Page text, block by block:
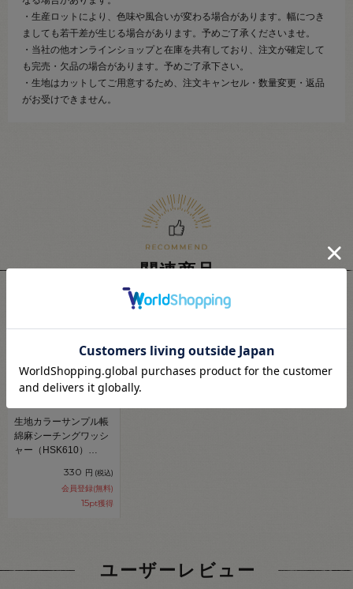
・生産ロットにより、色味や風合いが変わる場合があります。幅につき
ましても若干差が生じる場合があります。予めご了承くださいませ。
・当社の他オンラインショップと在庫を共有しており、注文が確定して
も完売・欠品の場合があります。予めご了承下さい。
・生地はカットしてご用意するため、注文キャンセル・数量変更・返品
がお受けできません。
関連商品
生地カラーサンプル帳
綿麻シーチングワッシ
ャー（HSK610）
330 円 (税込)
会員登録(無料)
15pt獲得
ユーザーレビュー